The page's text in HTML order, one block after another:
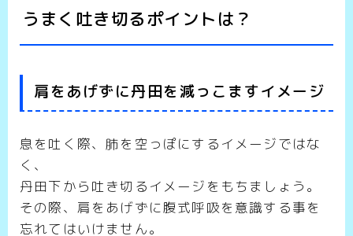
うまく吐き切るポイントは？
肩をあげずに丹田を減っこますイメージ
息を吐く際、肺を空っぽにするイメージではな
く、
丹田下から吐き切るイメージをもちましょう。
その際、肩をあげずに腹式呼吸を意識する事を
忘れてはいけません。